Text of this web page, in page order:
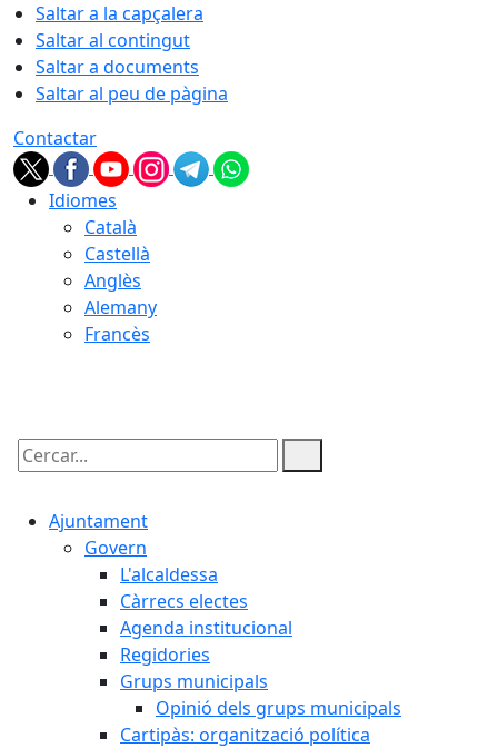
Saltar a la capçalera
Saltar al contingut
Saltar a documents
Saltar al peu de pàgina
Contactar
Idiomes
Català
Castellà
Anglès
Alemany
Francès
Cercar:
Ajuntament
Govern
L'alcaldessa
Càrrecs electes
Agenda institucional
Regidories
Grups municipals
Opinió dels grups municipals
Cartipàs: organització política